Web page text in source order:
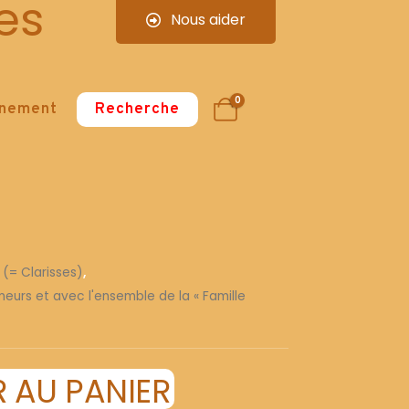
Nous aider
Recherche 0
Clarisses),
et avec l'ensemble de la « Famille
AU PANIER